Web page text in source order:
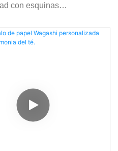
con esquinas
anillos y pendientes. Se
de boda y pedidos al
de la fábrica.